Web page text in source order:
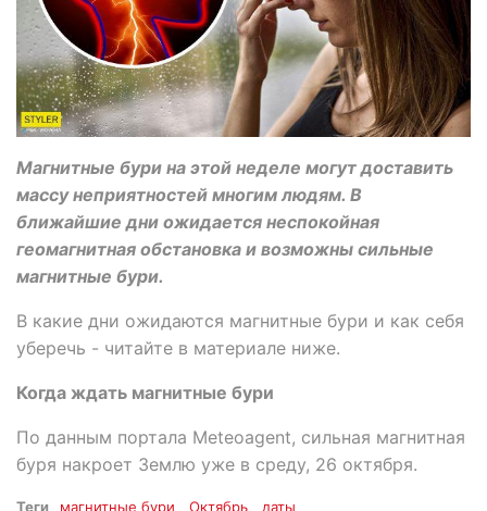
Магнитные бури на этой неделе могут доставить
массу неприятностей многим людям. В
ближайшие дни ожидается неспокойная
геомагнитная обстановка и возможны сильные
магнитные бури.
В какие дни ожидаются магнитные бури и как себя
уберечь - читайте в материале ниже.
Когда ждать магнитные бури
По данным портала Meteoagent, сильная магнитная
буря накроет Землю уже в среду, 26 октября.
Теги магнитные бури Октябрь даты